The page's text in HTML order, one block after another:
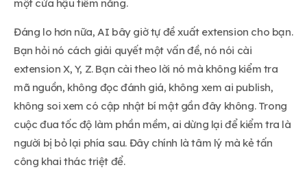
một cửa hậu tiềm năng.
Đáng lo hơn nữa, AI bây giờ tự đề xuất extension cho bạn.
Bạn hỏi nó cách giải quyết một vấn đề, nó nói cài
extension X, Y, Z. Bạn cài theo lời nó mà không kiểm tra
mã nguồn, không đọc đánh giá, không xem ai publish,
không soi xem có cập nhật bí mật gần đây không. Trong
cuộc đua tốc độ làm phần mềm, ai dừng lại để kiểm tra là
người bị bỏ lại phía sau. Đây chính là tâm lý mà kẻ tấn
công khai thác triệt để.